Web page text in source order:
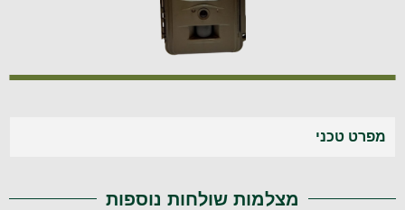
מפרט טכני
מצלמות שולחות נוספות